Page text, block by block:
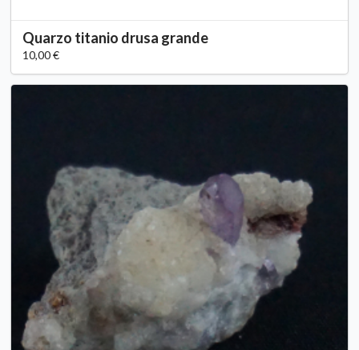
Quarzo titanio drusa grande
10,00 €